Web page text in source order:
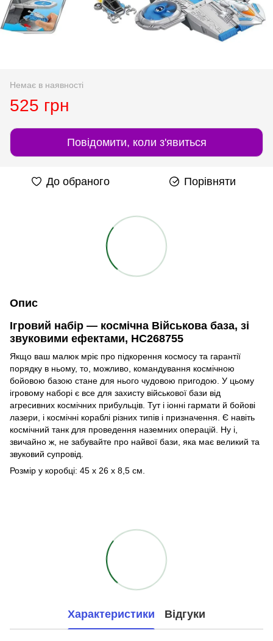
Немає в наявності
525 грн
Повідомити, коли з'явиться
До обраного Порівняти
Опис
Ігровий набір — космічна Військова база, зі
звуковими ефектами, HC268755
Якщо ваш малюк мріє про підкорення космосу та гарантії
порядку в ньому, то, можливо, командування космічною
бойовою базою стане для нього чудовою пригодою. У цьому
ігровому наборі є все для захисту військової бази від
агресивних космічних прибульців. Тут і іонні гармати й бойові
лазери, і космічні кораблі різних типів і призначення. Є навіть
космічний танк для проведення наземних операцій. Ну і,
звичайно ж, не забувайте про найвої бази, яка має великий та
звуковий супровід.
Розмір у коробці: 45 х 26 х 8,5 см.
Характеристики Відгуки